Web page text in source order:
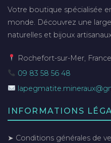
Votre boutique spécialisée
monde. Découvrez une
naturelles et bijoux
Rochefort-sur-Mer, France
09 83 58 56 48
INFORMATIONS
➤ Conditions générales de